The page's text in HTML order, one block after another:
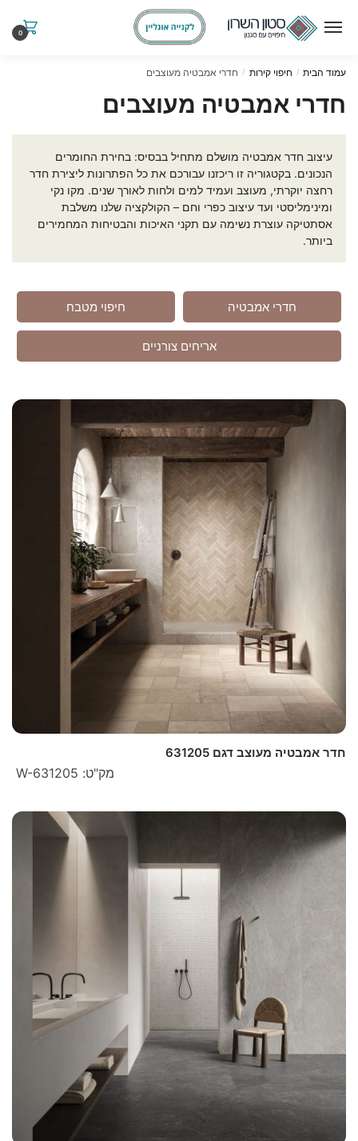
0
עמוד הבית / חיפוי קירות / חדרי אמבטיה מעוצבים
חדרי אמבטיה מעוצבים
עיצוב חדר אמבטיה מושלם מתחיל בבסיס: בחירת החומרים
הנכונים. בקטגוריה זו ריכזנו עבורכם את כל הפתרונות ליצירת חדר
רחצה יוקרתי, מעוצב ועמיד למים ולחות לאורך שנים. מקו נקי
ומינימליסטי ועד עיצוב כפרי וחם – הקולקציה שלנו משלבת
אסתטיקה עוצרת נשימה עם תקני האיכות והבטיחות המחמירים
ביותר.
חדרי אמבטיה חיפוי מטבח
אריחים צורניים
חדר אמבטיה מעוצב דגם 631205
מק"ט: W-631205